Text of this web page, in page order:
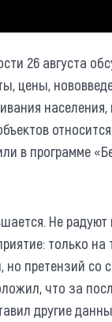
26 августа
цены,
населения,
в программе
Не
только на
но претензий со
что за
другие